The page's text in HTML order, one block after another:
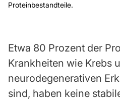
Proteinbestandteile.
Etwa 80 Prozent der
Krankheiten wie Krebs
neurodegenerativen
sind, haben keine